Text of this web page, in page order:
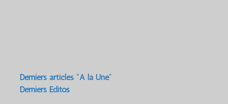
Derniers articles "A la Une"
Derniers Editos